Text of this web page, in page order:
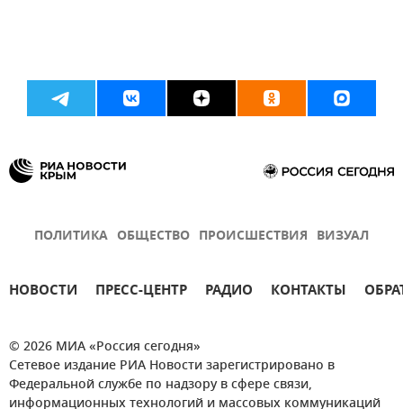
ПОЛИТИКА ОБЩЕСТВО ПРОИСШЕСТВИЯ ВИЗУАЛ
НОВОСТИ ПРЕСС-ЦЕНТР РАДИО КОНТАКТЫ
© 2026 МИА «Россия сегодня»
Сетевое издание РИА Новости зарегистрировано в
Федеральной службе по надзору в сфере связи,
информационных технологий и массовых коммуникаций